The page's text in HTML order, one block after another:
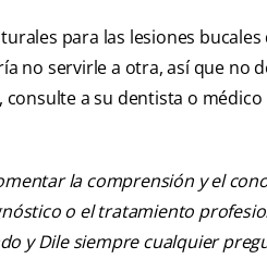
para las lesiones
no servirle a otra, así que no
consulte a su dentista o
la comprensión y el
o el tratamiento
y Dile siempre cualquier